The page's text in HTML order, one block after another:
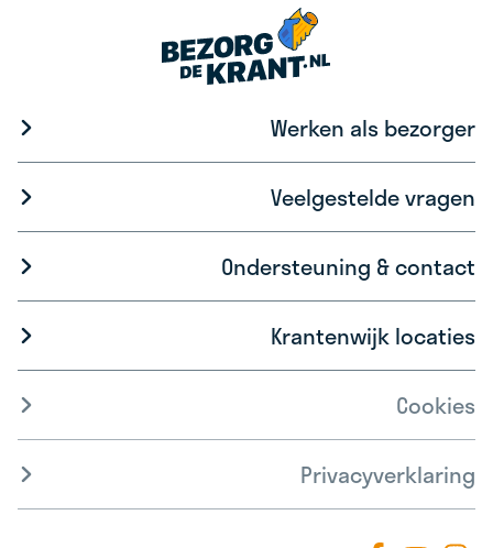
Werken als bezorger
Veelgestelde vragen
Ondersteuning & contact
Krantenwijk locaties
Cookies
Privacyverklaring